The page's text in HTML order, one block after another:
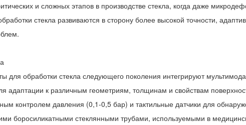
и сложных этапов в производстве стекла, когда даже
стекла развиваются в сторону более высокой точности,
для обработки стекла следующего поколения интегрируют
адаптации к различным геометриям, толщинам и свойствам
контролем давления (0,1-0,5 бар) и тактильные датчики для
боросиликатными стеклянными трубами, используемыми в